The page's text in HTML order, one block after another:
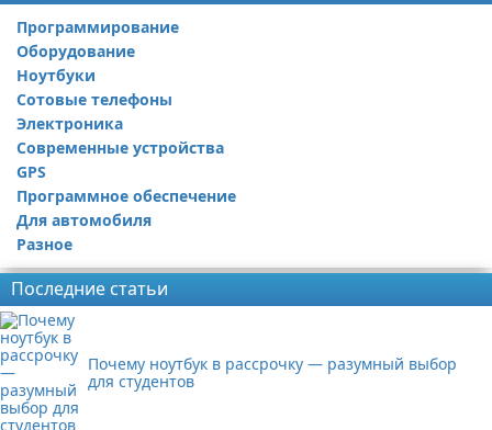
Программирование
Оборудование
Ноутбуки
Сотовые телефоны
Электроника
Современные устройства
GPS
Программное обеспечение
Для автомобиля
Разное
Последние статьи
Почему ноутбук в рассрочку — разумный выбор
для студентов